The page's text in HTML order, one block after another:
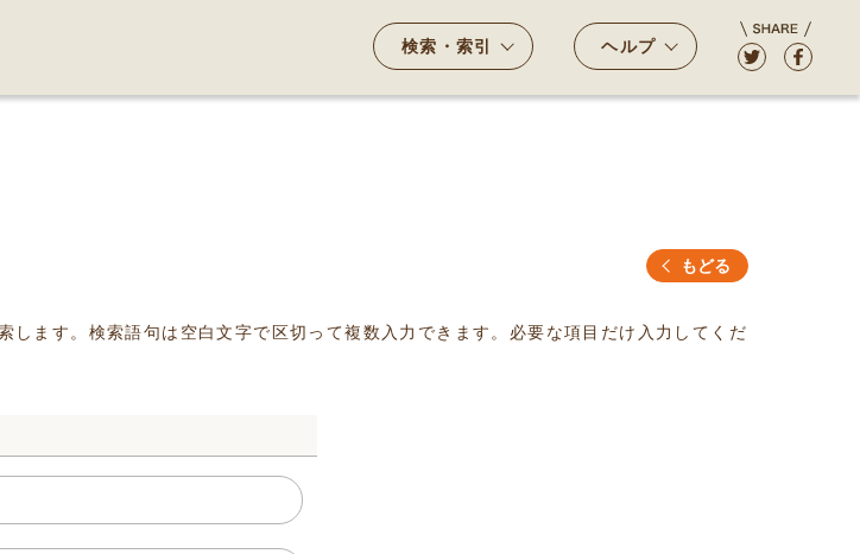
検索・索引 ヘルプ
もどる
ます。検索語句は空白文字で区切って複数入力できます。必要な項目だけ入力してくだ